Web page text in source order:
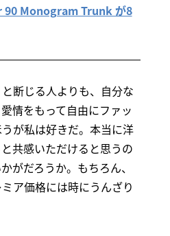
Monogram Trunk が8
断じる人よりも、自分な
情をもって自由にファッ
が私は好きだ。本当に洋
共感いただけると思うの
がだろうか。もちろん、
ア価格には時にうんざり